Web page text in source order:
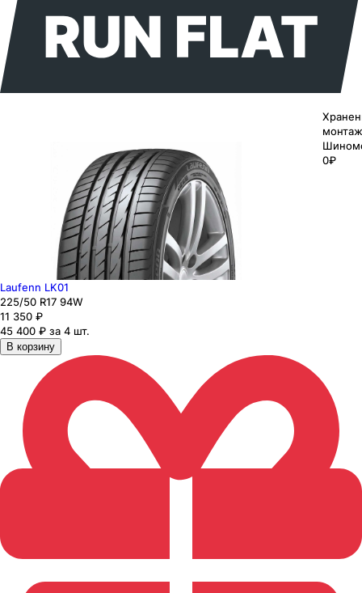
0₽
Laufenn LK01
225/50 R17 94W
11 350 ₽
45 400 ₽ за 4 шт.
В корзину